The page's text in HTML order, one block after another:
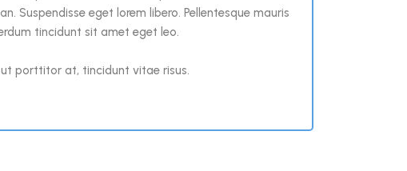
Suspendisse eget lorem libero. Pellentesque mauris
tincidunt sit amet eget leo.
ut porttitor at, tincidunt vitae risus.